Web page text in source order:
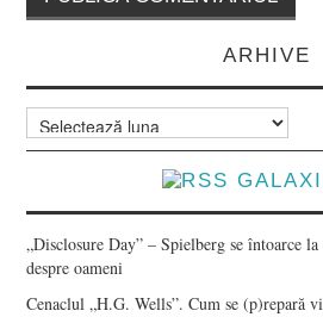
ARHIVE
Arhive
„Disclosure Day” – Spielberg se întoarce
despre oameni
Cenaclul „H.G. Wells”. Cum se (p)repară